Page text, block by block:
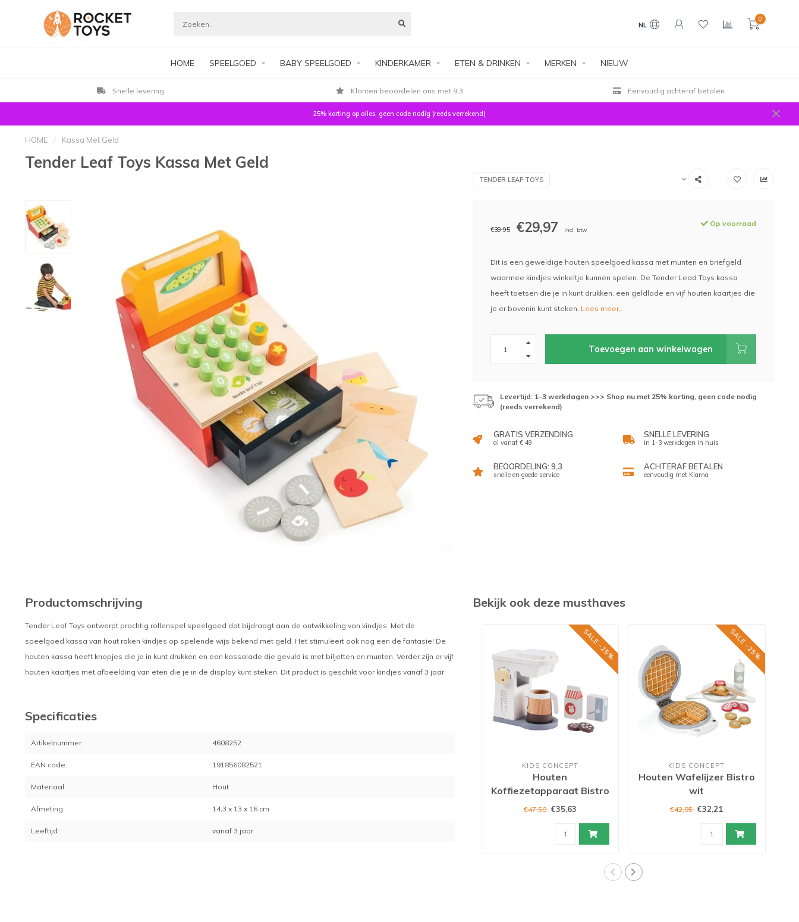
NL
0
HOME SPEELGOED BABY SPEELGOED KINDERKAMER ETEN & DRINKEN MERKEN NIEUW
Snelle levering Klanten beoordelen ons met 9,3 Eenvoudig achteraf betalen
25% korting op alles, geen code nodig (reeds verrekend)
HOME / Kassa Met Geld
Tender Leaf Toys Kassa Met Geld
TENDER LEAF TOYS
€39,95 €29,97 Incl. btw
Op voorraad
Dit is een geweldige houten speelgoed kassa met munten en briefgeld
waarmee kindjes winkeltje kunnen spelen. De Tender Lead Toys kassa
heeft toetsen die je in kunt drukken, een geldlade en vijf houten kaartjes die
je er bovenin kunt steken. Lees meer..
Toevoegen aan winkelwagen
Levertijd: 1–3 werkdagen >>> Shop nu met 25% korting, geen code nodig
(reeds verrekend)
GRATIS VERZENDING
al vanaf € 49
SNELLE LEVERING
in 1-3 werkdagen in huis
BEOORDELING: 9,3
snelle en goede service
ACHTERAF BETALEN
eenvoudig met Klarna
Productomschrijving
Tender Leaf Toys ontwerpt prachtig rollenspel speelgoed dat bijdraagt aan de ontwikkeling van kindjes. Met de
speelgoed kassa van hout raken kindjes op spelende wijs bekend met geld. Het stimuleert ook nog een de fantasie! De
houten kassa heeft knopjes die je in kunt drukken en een kassalade die gevuld is met biljetten en munten. Verder zijn er vijf
houten kaartjes met afbeelding van eten die je in de display kunt steken. Dit product is geschikt voor kindjes vanaf 3 jaar.
Specificaties
Artikelnummer: 4608252
EAN code: 191856082521
Materiaal: Hout
Afmeting: 14,3 x 13 x 16 cm
Leeftijd: vanaf 3 jaar
Bekijk ook deze musthaves
SALE -25%
KIDS CONCEPT
Houten
Koffiezetapparaat Bistro
wit
€47,50 €35,63
SALE -25%
KIDS CONCEPT
Houten Wafelijzer Bistro
wit
€42,95 €32,21